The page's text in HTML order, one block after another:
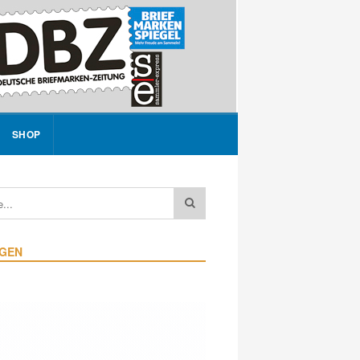
SHOP